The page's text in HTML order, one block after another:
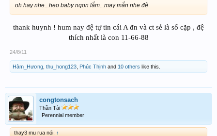
oh hay nhe...heo baby ngon lắm...may mắn nhe đệ
thank huynh ! hum nay đệ tự tin cái A đn và ct sẻ là số cặp , đệ
thích nhất là con 11-66-88
24/8/11
Hàm_Hương thu_hong123 Phúc Thịnh and 10 others like this.
congtonsach
Thần Tài
Perennial member
thay3 mu rua nói: ↑